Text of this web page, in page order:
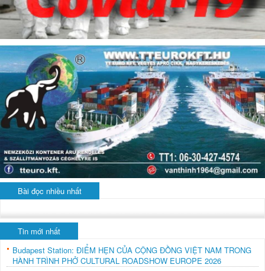
Bài đọc nhiều nhất
Tin mới nhất
Budapest Station: ĐIỂM HẸN CỦA CỘNG ĐỒNG VIỆT NAM TRONG
HÀNH TRÌNH PHỞ CULTURAL ROADSHOW EUROPE 2026